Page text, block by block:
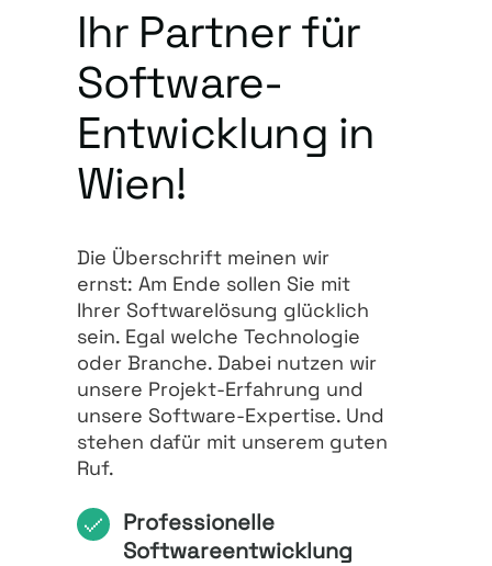
Ihr Partner für
Software-
Entwicklung in
Wien!
Die Überschrift meinen wir
ernst: Am Ende sollen Sie mit
Ihrer Softwarelösung glücklich
sein. Egal welche Technologie
oder Branche. Dabei nutzen wir
unsere Projekt-Erfahrung und
unsere Software-Expertise. Und
stehen dafür mit unserem guten
Ruf.
Professionelle
Softwareentwicklung